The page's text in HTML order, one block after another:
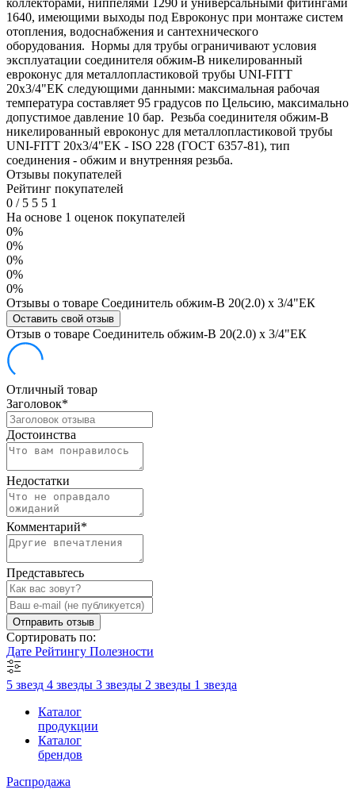
коллекторами, ниппелями 1290 и универсальными фитингами
1640, имеющими выходы под Евроконус при монтаже систем
отопления, водоснабжения и сантехнического
оборудования. Нормы для трубы ограничивают условия
эксплуатации соединителя обжим-В никелированный
евроконус для металлопластиковой трубы UNI-FITT
20х3/4"EK следующими данными: максимальная рабочая
температура составляет 95 градусов по Цельсию, максимально
допустимое давление 10 бар. Резьба соединителя обжим-В
никелированный евроконус для металлопластиковой трубы
UNI-FITT 20х3/4"EK - ISO 228 (ГОСТ 6357-81), тип
соединения - обжим и внутренняя резьба.
Отзывы покупателей
Рейтинг покупателей
0 /5 5 5 1
На основе 1 оценок покупателей
0%
0%
0%
0%
0%
Отзывы о товаре Соединитель обжим-В 20(2.0) х 3/4"ЕК
Оставить свой отзыв
Отзыв о товаре Соединитель обжим-В 20(2.0) х 3/4"ЕК
Отличный товар
Заголовок*
Достоинства
Недостатки
Комментарий*
Представьтесь
Отправить отзыв
Сортировать по:
Дате Рейтингу Полезности
5 звезд 4 звезды 3 звезды 2 звезды 1 звезда
Каталог
продукции
Каталог
брендов
Распродажа